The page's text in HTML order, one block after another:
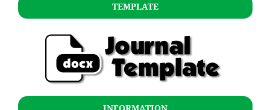
TEMPLATE